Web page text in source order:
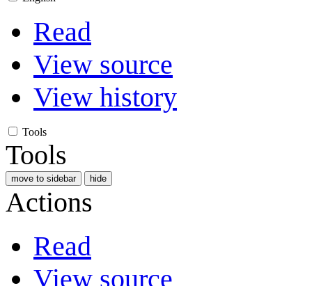
Read
View source
View history
Tools
Tools
move to sidebar hide
Actions
Read
View source